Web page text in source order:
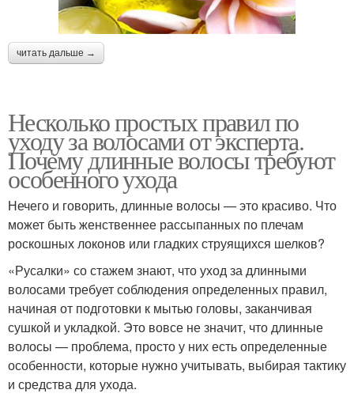
читать дальше →
Несколько простых правил по
уходу за волосами от эксперта.
Почему длинные волосы требуют
особенного ухода
Нечего и говорить, длинные волосы — это красиво. Что
может быть женственнее рассыпанных по плечам
роскошных локонов или гладких струящихся шелков?
«Русалки» со стажем знают, что уход за длинными
волосами требует соблюдения определенных правил,
начиная от подготовки к мытью головы, заканчивая
сушкой и укладкой. Это вовсе не значит, что длинные
волосы — проблема, просто у них есть определенные
особенности, которые нужно учитывать, выбирая тактику
и средства для ухода.